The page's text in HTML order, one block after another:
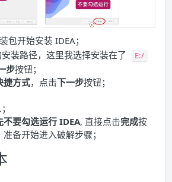
包开始安装 IDEA；
装路径，这里我选择安装在了
E:/
步按钮；
捷方式，点击下一步按钮；
不要勾选运行 IDEA, 直接点击完成按
备开始进入破解步骤；